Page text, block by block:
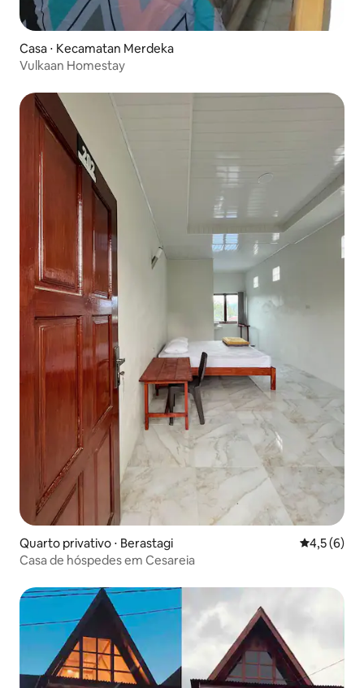
Casa ⋅ Kecamatan Merdeka
Vulkaan Homestay
Quarto privativo ⋅ Berastagi 4,5 de
4,5 (6)
Casa de hóspedes em Cesareia